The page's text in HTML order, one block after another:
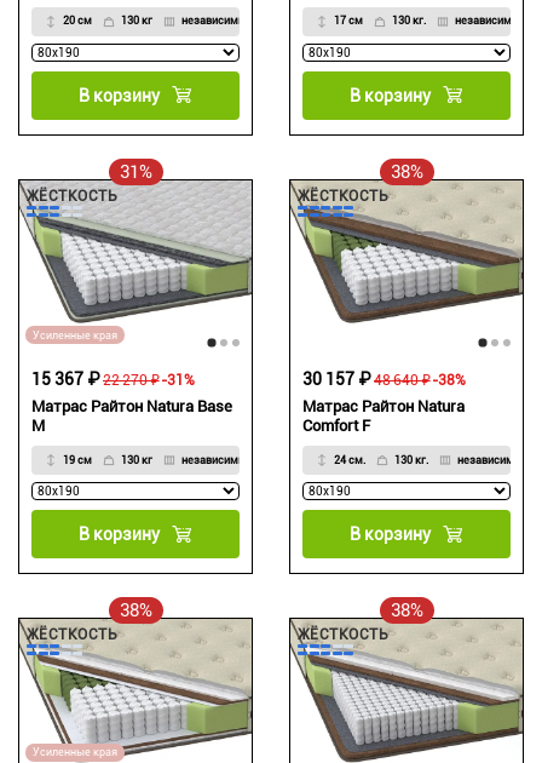
20 см 130 кг независимый
В корзину
17 см 130 кг. независимый
В корзину
31%
ЖЁСТКОСТЬ
Усиленные края
Матрас Райтон Natura Base
M
19 см 130 кг независимый
22 270 ₽
15 367 ₽ -31%
В корзину
38%
ЖЁСТКОСТЬ
Матрас Райтон Natura
Comfort F
24 см. 130 кг. независимый
48 640 ₽
30 157 ₽ -38%
В корзину
38%
ЖЁСТКОСТЬ
Усиленные края
38%
ЖЁСТКОСТЬ